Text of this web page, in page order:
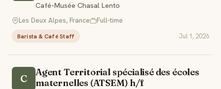
Café-Musée Chasal Lento
Les Deux Alpes, France
Full-time
Barista & Café Staff Jul 1, 2026
C
Agent Territorial spécialisé des écoles
maternelles (ATSEM) h/f